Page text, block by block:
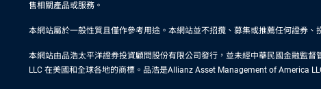
售相關產品或服務。
本網站屬於一般性質且僅作參考用途。本網站並不招攬、募集或推薦任何證券
本網站由品浩太平洋證券投資顧問股份有限公司發行，並未經中華民國金融監
LLC 在美國和全球各地的商標。品浩是Allianz Asset Management of America